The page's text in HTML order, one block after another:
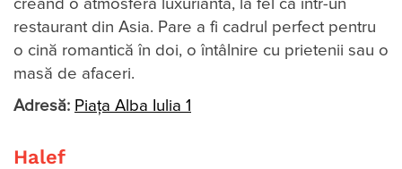
creând o atmosferă luxuriantă, la fel ca într-un
restaurant din Asia. Pare a fi cadrul perfect pentru
o cină romantică în doi, o întâlnire cu prietenii sau o
masă de afaceri.
Adresă: Piața Alba Iulia 1
Halef